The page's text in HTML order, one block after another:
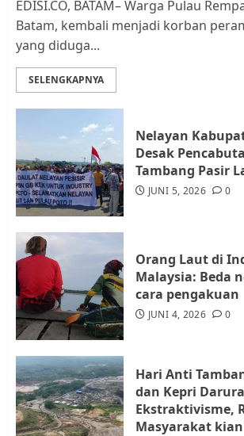
4
Warga Rempang
Audiensi dengan
5
Tim Advokasi
Berhenti
EDISI.CO, BATAM– Warga Pulau
Batam, kembali menjadi korban
yang diduga...
SELENGKAPNYA
Nelayan
Desak
Tambang Pasir
JUNI 5, 2026 0
Orang Laut di
Malaysia: Beda
cara pengakuan
JUNI 4, 2026 0
Hari Anti
dan Kepri
Ekstraktivisme,
Masyarakat